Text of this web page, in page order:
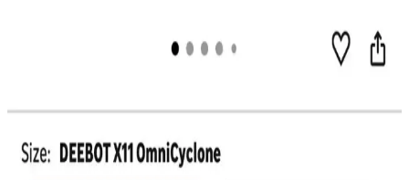
Roborock ve Dreame robot süpürgeler, farklı teknik özellikler ve
kullanıcı deneyimleriyle öne çıkar. Navigasyon, otomatik su
Mini Robot Süpürgeler: Küçük Alanlar İçin Uygun
Fiyatlı ve Pratik Temizlik Çözümleri